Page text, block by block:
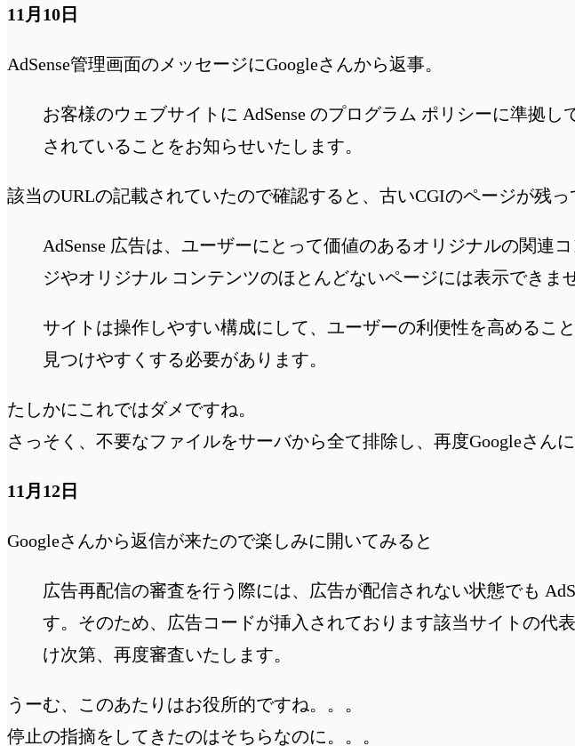
11月10日
AdSense管理画面のメッセージにGoogleさんから返事。
お客様のウェブサイトに AdSense のプログラム ポリシーに準拠
されていることをお知らせいたします。
該当のURLの記載されていたので確認すると、古いCGIのページが残
AdSense 広告は、ユーザーにとって価値のあるオリジナルの関
ジやオリジナル コンテンツのほとんどないページには表示できま
サイトは操作しやすい構成にして、ユーザーの利便性を高めるこ
見つけやすくする必要があります。
たしかにこれではダメですね。
さっそく、不要なファイルをサーバから全て排除し、再度Googleさんに
11月12日
Googleさんから返信が来たので楽しみに開いてみると
広告再配信の審査を行う際には、広告が配信されない状態でも
す。そのため、広告コードが挿入されております該当サイトの代
け次第、再度審査いたします。
うーむ、このあたりはお役所的ですね。。。
停止の指摘をしてきたのはそちらなのに。。。